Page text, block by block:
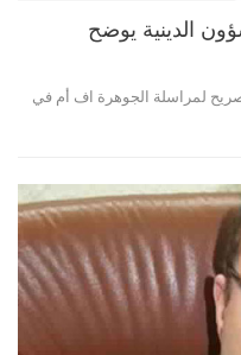
الدينية يوضح
لمراسلة الجوهرة اف أم في